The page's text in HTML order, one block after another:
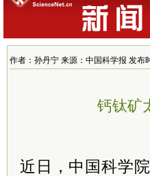
作者：孙丹宁 来源：中国科学报 发布
钙钛矿
近日，中国科学